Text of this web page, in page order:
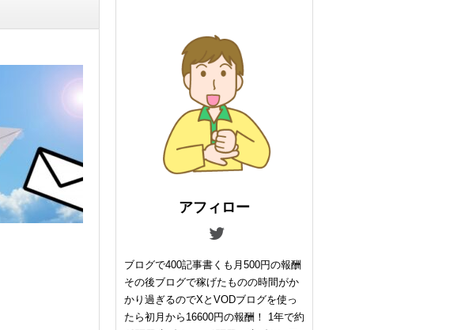
アフィロー
ブログで400記事書くも月500円の報酬
その後ブログで稼げたものの時間がか
かり過ぎるのでXとVODブログを使っ
たら初月から16600円の報酬！ 1年で約